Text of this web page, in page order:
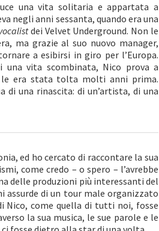
una vita solitaria e appartata a
negli anni sessanta, quando era una
dei Velvet Underground. Non le
ma grazie al suo nuovo manager,
a esibirsi in giro per l’Europa.
una vita scombinata, Nico prova a
era stata tolta molti anni prima.
una rinascita: di un’artista, di una
ed ho cercato di raccontare la sua
come credo – o spero – l’avrebbe
delle produzioni più interessanti del
assurde di un tour male organizzato
come quella di tutti noi, fosse
la sua musica, le sue parole e le